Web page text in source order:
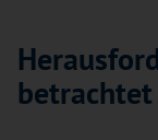
betrachtet